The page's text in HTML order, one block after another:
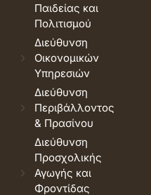
Παιδείας και
Πολιτισμού
Διεύθυνση
Οικονομικών
Υπηρεσιών
Διεύθυνση
Περιβάλλοντος
& Πρασίνου
Διεύθυνση
Προσχολικής
Αγωγής και
Φροντίδας